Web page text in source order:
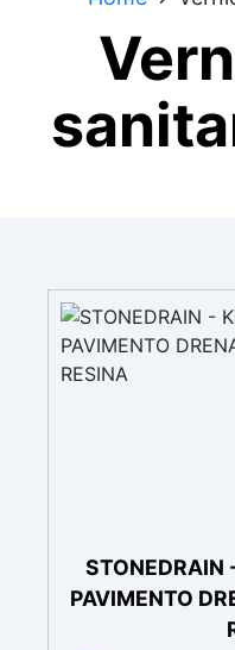
STONEDRAIN
PAVIMENTO